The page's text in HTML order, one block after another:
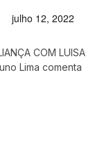
julho 12, 2022